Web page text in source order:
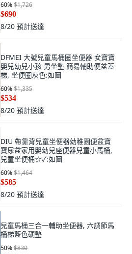
60%$1,726
$690
8/20 預計送達
DFMEI 大號兒童馬桶圈坐便器 女寶寶
嬰兒幼兒小孩 男坐墊 簡易輔助便盆蓋
梯, 坐便圈灰色:如圖
60%$1,335
$534
8/20 預計送達
DIU 帶靠背兒童坐便器幼稚園便盆寶
寶尿盆家用嬰幼兒座便器兒童小馬桶,
兒童坐便桶☆✓:如圖
60%$1,464
$585
8/20 預計送達
兒童馬桶三合一輔助坐便器, 六調節馬
桶梯藍色硬墊
50%$830